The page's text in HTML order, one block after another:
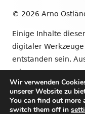
© 2026 Arno
Einige Inhalte
digitaler
entstanden sein.
mir.
•VerwendetTiny
Wir verwenden
unserer Website zu
You can find out more
switch them off in